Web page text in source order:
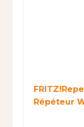
Répéteur